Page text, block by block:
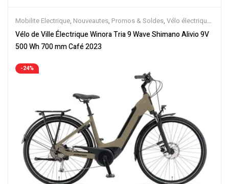
Mobilite Electrique, Nouveautes, Promos & Soldes, Vélo électrique
ville, Velos Electriques
Vélo de Ville Électrique Winora Tria 9 Wave Shimano Alivio 9V
500 Wh 700 mm Café 2023
-24%